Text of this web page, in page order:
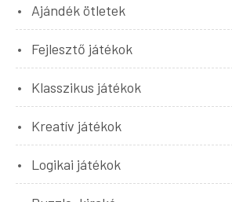
Ajándék ötletek
Fejlesztő játékok
Klasszikus játékok
Kreatív játékok
Logikai játékok